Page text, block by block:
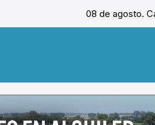
08 de agosto.